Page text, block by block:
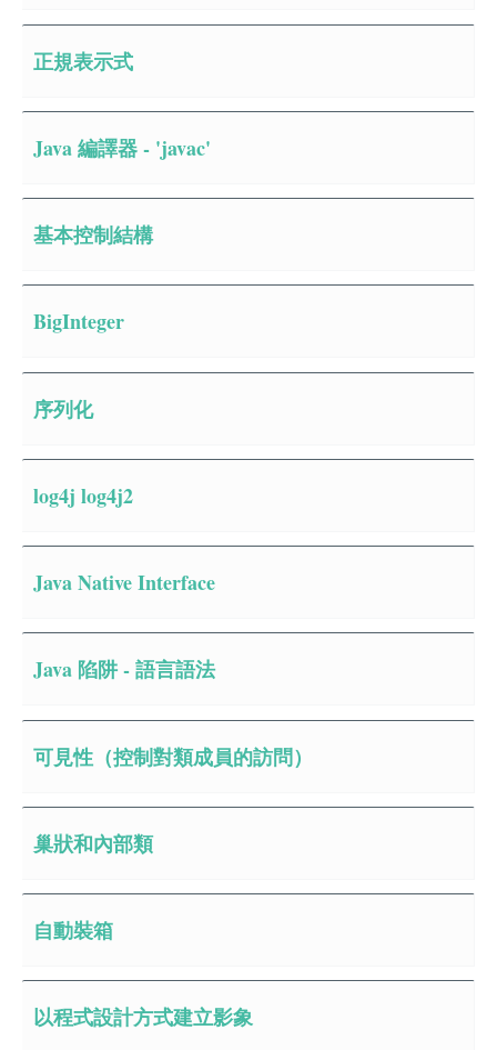
正規表示式
Java 編譯器 - 'javac'
基本控制結構
BigInteger
序列化
log4j log4j2
Java Native Interface
Java 陷阱 - 語言語法
可見性（控制對類成員的訪問）
巢狀和內部類
自動裝箱
以程式設計方式建立影象